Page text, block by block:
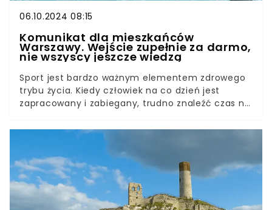
06.10.2024 08:15
Komunikat dla mieszkańców
Warszawy. Wejście zupełnie za darmo,
nie wszyscy jeszcze wiedzą
Sport jest bardzo ważnym elementem zdrowego
trybu życia. Kiedy człowiek na co dzień jest
zapracowany i zabiegany, trudno znaleźć czas na
kolejną akcję, która ma ułatwiać mieszkańcom
korzystanie z przestrzeni sportowych takich jak
siłownie czy baseny. W ramach projektu
sfinansowanego z Budżetu Obywatelskiego jedna
z pływalni zaprasza na bezpłatne pływanie do
końca 2024 roku. Kto i kiedy może z niej
skorzystać?